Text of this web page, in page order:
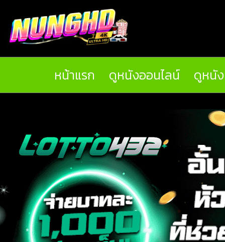
หน้าแรก ดูหนังออนไลน์ ดูหนั